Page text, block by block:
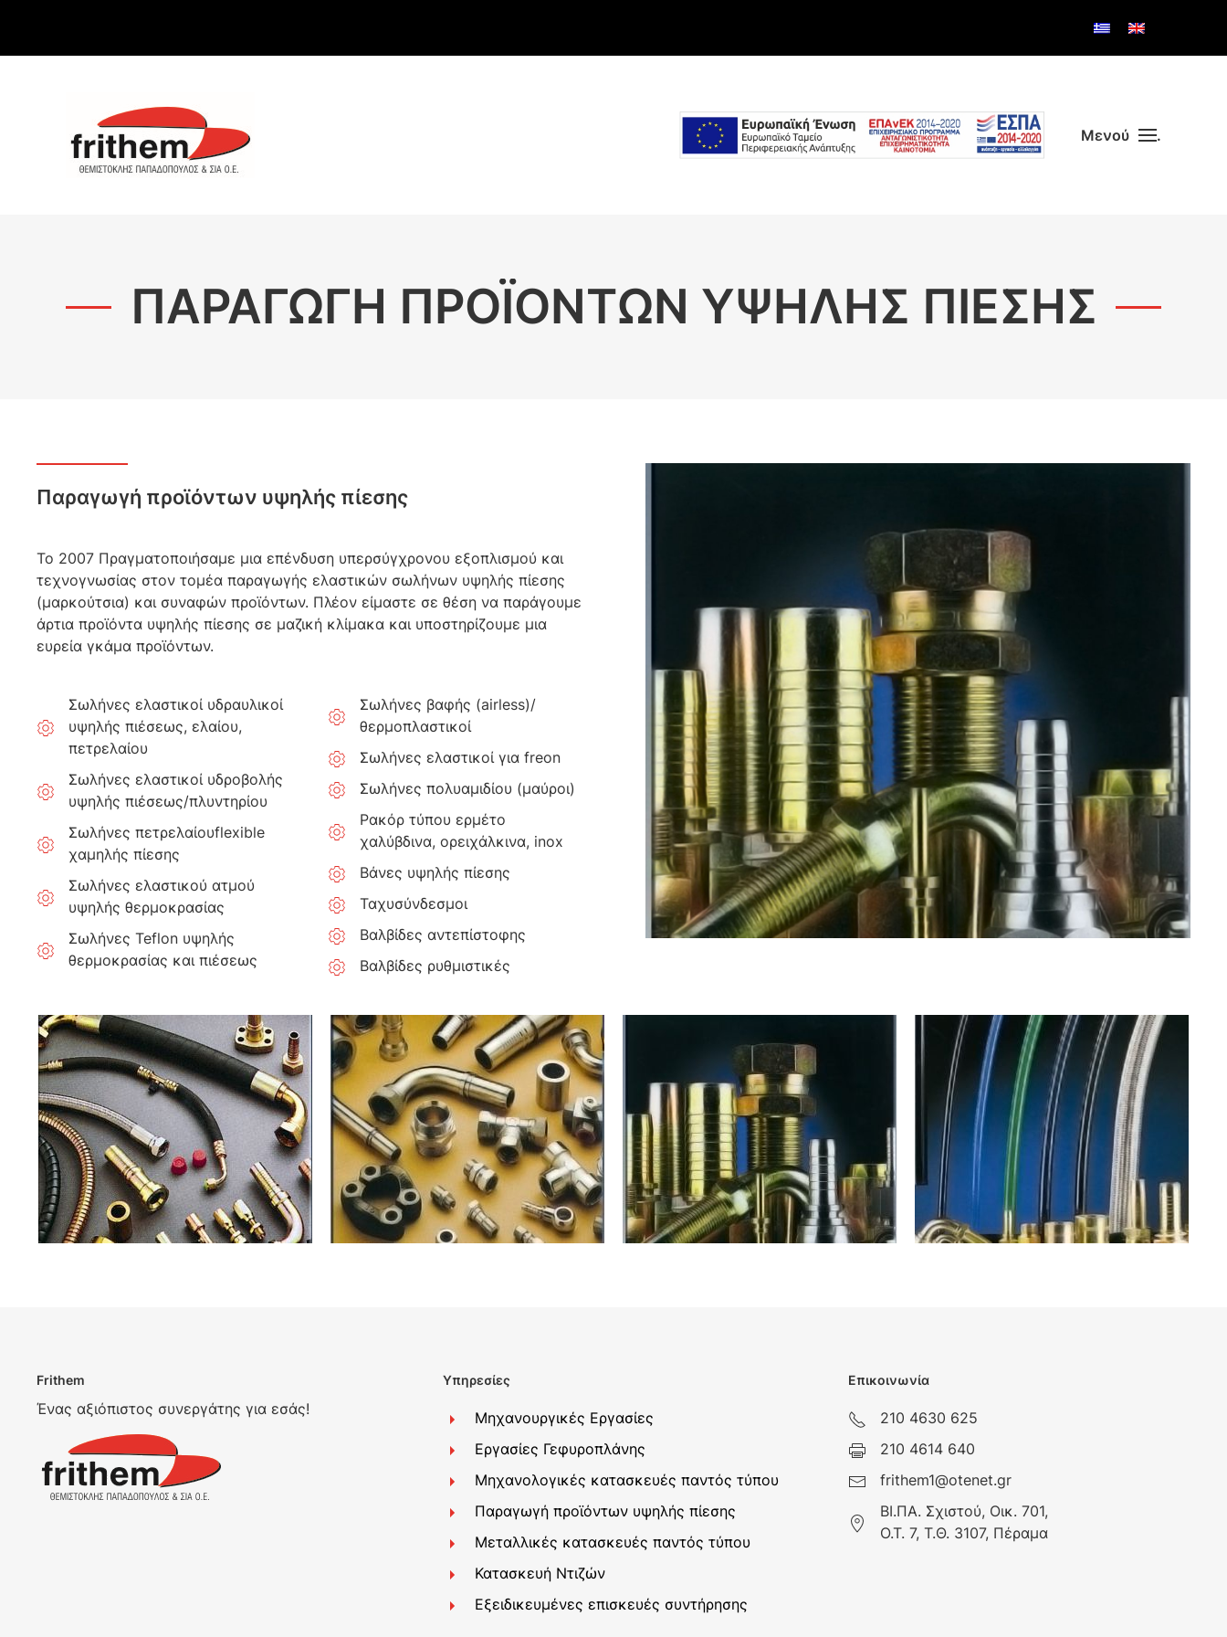
Μενού .
ΠΑΡΑΓΩΓΉ ΠΡΟΪΌΝΤΩΝ ΥΨΗΛΉΣ ΠΊΕΣΗΣ
Παραγωγή προϊόντων υψηλής πίεσης
Το 2007 Πραγματοποιήσαμε μια επένδυση υπερσύγχρονου εξοπλισμού και
τεχνογνωσίας στον τομέα παραγωγής ελαστικών σωλήνων υψηλής πίεσης
(μαρκούτσια) και συναφών προϊόντων. Πλέον είμαστε σε θέση να παράγουμε
άρτια προϊόντα υψηλής πίεσης σε μαζική κλίμακα και υποστηρίζουμε μια
ευρεία γκάμα προϊόντων.
Σωλήνες ελαστικοί υδραυλικοί
υψηλής πιέσεως, ελαίου,
πετρελαίου
Σωλήνες ελαστικοί υδροβολής
υψηλής πιέσεως/πλυντηρίου
Σωλήνες πετρελαίουflexible
χαμηλής πίεσης
Σωλήνες ελαστικού ατμού
υψηλής θερμοκρασίας
Σωλήνες Teflon υψηλής
θερμοκρασίας και πιέσεως
Σωλήνες βαφής (airless)/
θερμοπλαστικοί
Σωλήνες ελαστικοί για freon
Σωλήνες πολυαμιδίου (μαύροι)
Ρακόρ τύπου ερμέτο
χαλύβδινα, ορειχάλκινα, inox
Βάνες υψηλής πίεσης
Ταχυσύνδεσμοι
Βαλβίδες αντεπίστοφης
Βαλβίδες ρυθμιστικές
Frithem
Ένας αξιόπιστος συνεργάτης για εσάς!
Υπηρεσίες
Μηχανουργικές Εργασίες
Εργασίες Γεφυροπλάνης
Μηχανολογικές κατασκευές παντός τύπου
Παραγωγή προϊόντων υψηλής πίεσης
Μεταλλικές κατασκευές παντός τύπου
Κατασκευή Ντιζών
Εξειδικευμένες επισκευές συντήρησης
Επικοινωνία
210 4630 625
210 4614 640
frithem1@otenet.gr
ΒΙ.ΠΑ. Σχιστού, Οικ. 701,
Ο.Τ. 7, Τ.Θ. 3107, Πέραμα